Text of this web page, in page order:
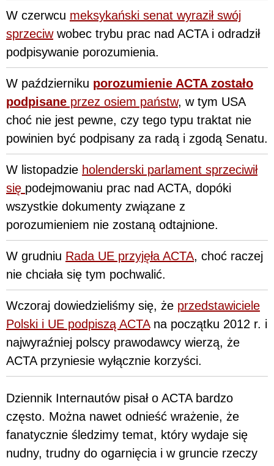
W czerwcu meksykański senat wyraził swój
sprzeciwwobec trybu prac nad ACTA i odradził
podpisywanie porozumienia.
W październiku porozumienie ACTA zostało
podpisane przez osiem państw, w tym USA
choć nie jest pewne, czy tego typu traktat nie
powinien być podpisany za radą i zgodą Senatu.
W listopadzie holenderski parlament sprzeciwił
się podejmowaniu prac nad ACTA, dopóki
wszystkie dokumenty związane z
porozumieniem nie zostaną odtajnione.
W grudniu Rada UE przyjęła ACTA, choć raczej
nie chciała się tym pochwalić.
Wczoraj dowiedzieliśmy się, że przedstawiciele
Polski i UE podpiszą ACTAna początku 2012 r. i
najwyraźniej polscy prawodawcy wierzą, że
ACTA przyniesie wyłącznie korzyści.
Dziennik Internautów pisał o ACTA bardzo
często. Można nawet odnieść wrażenie, że
fanatycznie śledzimy temat, który wydaje się
nudny, trudny do ogarnięcia i w gruncie rzeczy